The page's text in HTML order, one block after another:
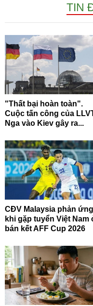
TIN
"Thất bại hoàn toàn".
Cuộc tấn công của
Nga vào Kiev gây ra...
CĐV Malaysia phản ứng
khi gặp tuyển Việt Nam
bán kết AFF Cup 2026